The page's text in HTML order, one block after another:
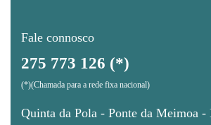
Fale connosco
275 773 126 (*)
(*)(Chamada para a rede fixa nacional)
Quinta da Pola - Ponte da Meimoa